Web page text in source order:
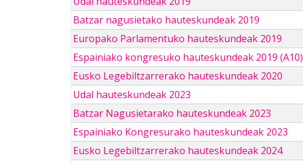
Batzar nagusietako hauteskundeak 2019
Europako Parlamentuko hauteskundeak 2019
Espainiako kongresuko hauteskundeak 2019 (A10)
Eusko Legebiltzarrerako hauteskundeak 2020
Udal hauteskundeak 2023
Batzar Nagusietarako hauteskundeak 2023
Espainiako Kongresurako hauteskundeak 2023
Eusko Legebiltzarrerako hauteskundeak 2024